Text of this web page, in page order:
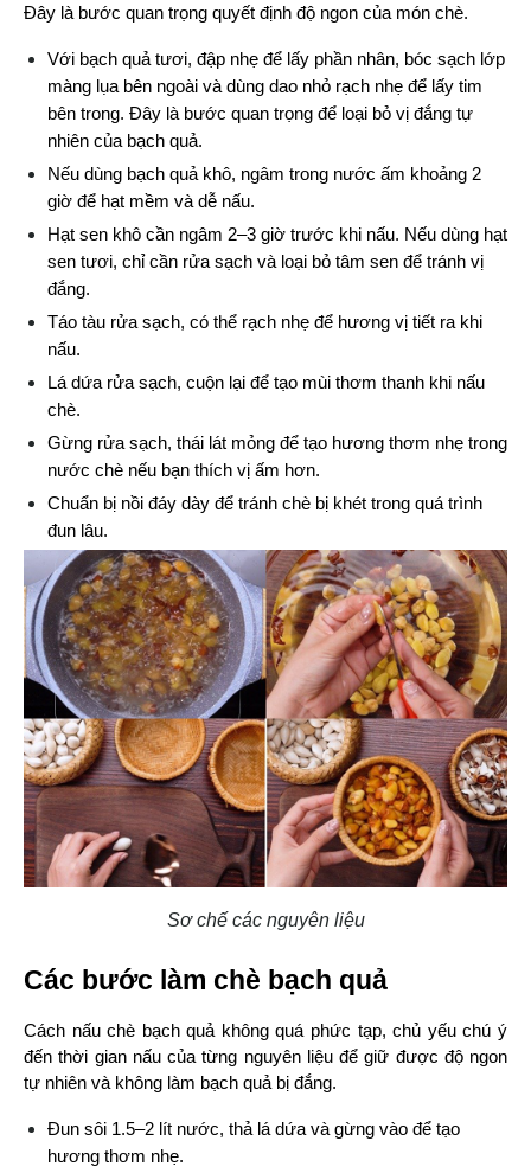
Đây là bước quan trọng quyết định độ ngon của món chè.
Với bạch quả tươi, đập nhẹ để lấy phần nhân, bóc sạch lớp
màng lụa bên ngoài và dùng dao nhỏ rạch nhẹ để lấy tim
bên trong. Đây là bước quan trọng để loại bỏ vị đắng tự
nhiên của bạch quả.
Nếu dùng bạch quả khô, ngâm trong nước ấm khoảng 2
giờ để hạt mềm và dễ nấu.
Hạt sen khô cần ngâm 2–3 giờ trước khi nấu. Nếu dùng hạt
sen tươi, chỉ cần rửa sạch và loại bỏ tâm sen để tránh vị
đắng.
Táo tàu rửa sạch, có thể rạch nhẹ để hương vị tiết ra khi
nấu.
Lá dứa rửa sạch, cuộn lại để tạo mùi thơm thanh khi nấu
chè.
Gừng rửa sạch, thái lát mỏng để tạo hương thơm nhẹ trong
nước chè nếu bạn thích vị ấm hơn.
Chuẩn bị nồi đáy dày để tránh chè bị khét trong quá trình
đun lâu.
Sơ chế các nguyên liệu
Các bước làm chè bạch quả
Cách nấu chè bạch quả không quá phức tạp, chủ yếu chú ý
đến thời gian nấu của từng nguyên liệu để giữ được độ ngon
tự nhiên và không làm bạch quả bị đắng.
Đun sôi 1.5–2 lít nước, thả lá dứa và gừng vào để tạo
hương thơm nhẹ.